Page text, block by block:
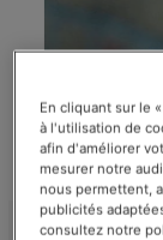
En cliquant sur le
à l'utilisation de
afin d'améliorer
mesurer notre
nous permettent,
publicités
consultez notre